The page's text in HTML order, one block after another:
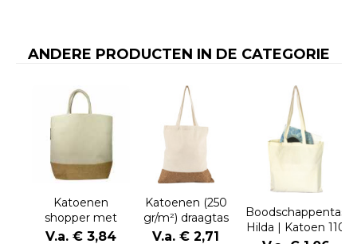
ANDERE PRODUCTEN IN DE CATEGORIE
Katoenen
shopper met
jute bodem
V.a. € 3,84
Katoenen (250
gr/m²) draagtas
Dalia
V.a. € 2,71
Boodschappentas
Hilda | Katoen 110